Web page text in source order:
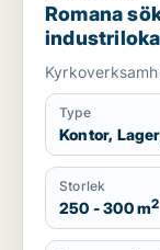
Romana
Vallentuna
Type
Kontor,
Storlek
250 - 300 m2